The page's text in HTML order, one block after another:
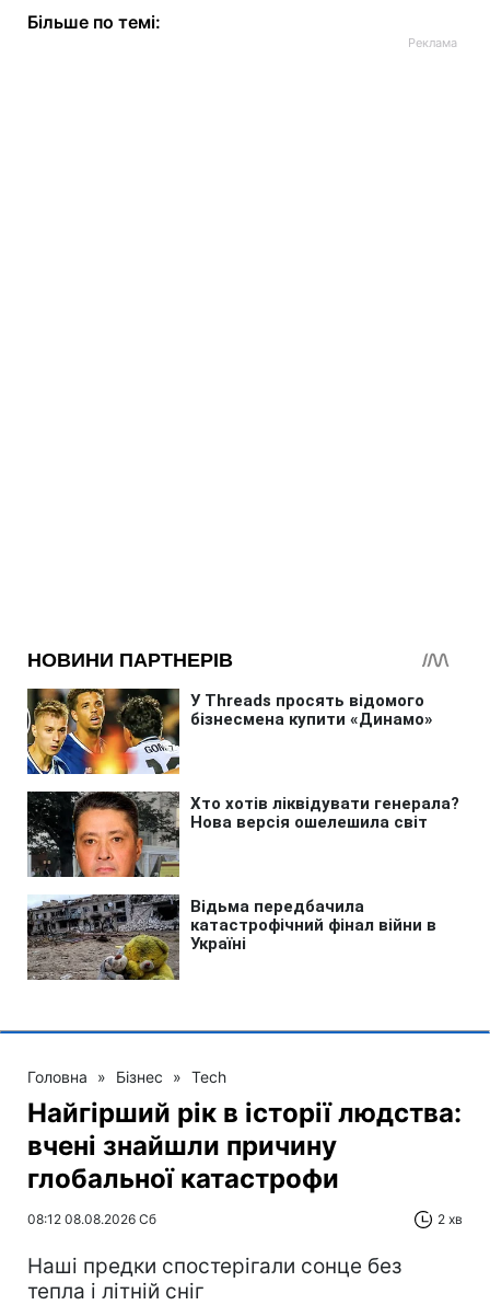
Більше по темі:
Головна » Бізнес » Tech
Найгірший рік в історії людства:
вчені знайшли причину
глобальної катастрофи
08:12 08.08.2026 Сб 2 хв
Наші предки спостерігали сонце без
тепла і літній сніг